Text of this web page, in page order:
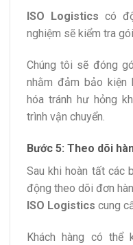
ISO Logistics có
nghiệm sẽ kiểm tra
Chúng tôi sẽ đóng
nhằm đảm bảo kiện
hóa tránh hư hỏng
trình vận chuyển.
Bước 5: Theo dõi
Sau khi hoàn tất các
động theo dõi đơn
ISO Logistics cung
Khách hàng có